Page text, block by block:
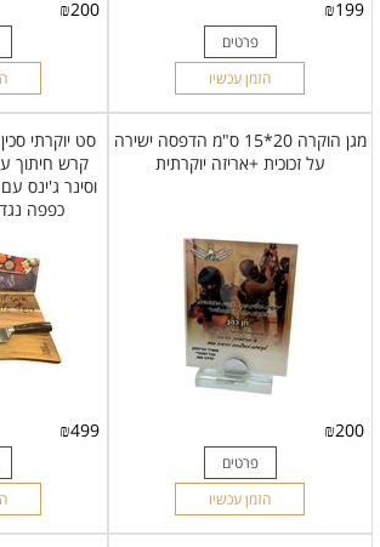
₪199
פרטים
הזמן עכשיו
₪200
מגן הוקרה 20*15 ס"מ הדפסה ישירה
על זכוכית +אריזה יוקרתית
₪200
פרטים
הזמן עכשיו
וסינר ג'ינס
כפפה
₪499